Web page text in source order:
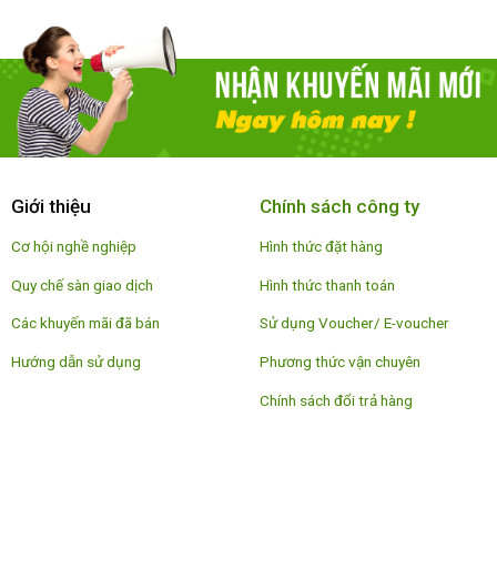
Giới thiệu
Cơ hội nghề nghiệp
Quy chế sàn giao dịch
Các khuyến mãi đã bán
Hướng dẫn sử dụng
Chính sách công ty
Hình thức đặt hàng
Hình thức thanh toán
Sử dụng Voucher/ E-voucher
Phương thức vận chuyên
Chính sách đổi trả hàng